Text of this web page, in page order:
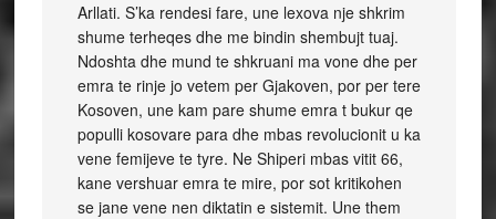
Arllati. S’ka rendesi fare, une lexova nje shkrim
shume terheqes dhe me bindin shembujt tuaj.
Ndoshta dhe mund te shkruani ma vone dhe per
emra te rinje jo vetem per Gjakoven, por per tere
Kosoven, une kam pare shume emra t bukur qe
populli kosovare para dhe mbas revolucionit u ka
vene femijeve te tyre. Ne Shiperi mbas vitit 66,
kane vershuar emra te mire, por sot kritikohen
se jane vene nen diktatin e sistemit. Une them